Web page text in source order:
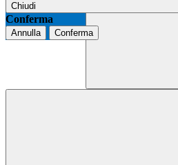
Chiudi
Conferma
Annulla Conferma